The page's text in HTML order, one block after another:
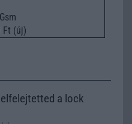
Ft (új)
a lock